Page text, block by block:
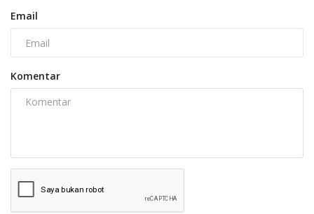
Email
Komentar